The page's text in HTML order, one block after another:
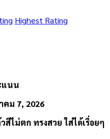
Highest Rating
แนน
ม 7, 2026
ไม่ตก ทรงสวย ใส่ได้เรื่อยๆ